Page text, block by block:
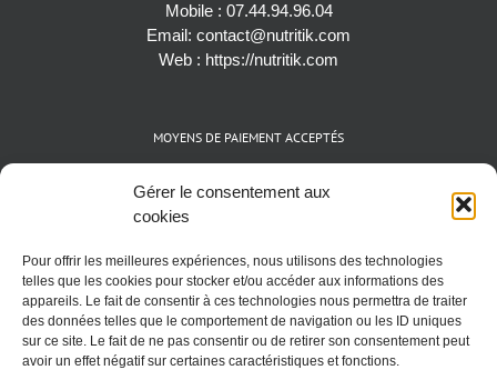
Gérer le consentement aux
cookies
Pour offrir les meilleures expériences, nous utilisons des technologies
telles que les cookies pour stocker et/ou accéder aux informations des
appareils. Le fait de consentir à ces technologies nous permettra de traiter
des données telles que le comportement de navigation ou les ID uniques
sur ce site. Le fait de ne pas consentir ou de retirer son consentement peut
avoir un effet négatif sur certaines caractéristiques et fonctions.
Mobile : 07.44.94.96.04
Email: contact@nutritik.com
Web : https://nutritik.com
MOYENS DE PAIEMENT ACCEPTÉS
Espèces (EUR)
Cartes bancaires (VISA, Mastercard et AMEX)
Cryptomonnaies (BTC)